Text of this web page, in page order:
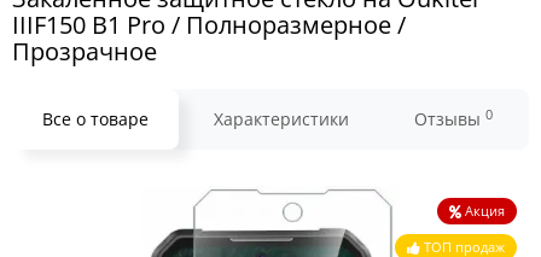
IIIF150 B1 Pro / Полноразмерное /
Прозрачное
Все о товаре Характеристики Отзывы 0
Акция
ТОП продаж